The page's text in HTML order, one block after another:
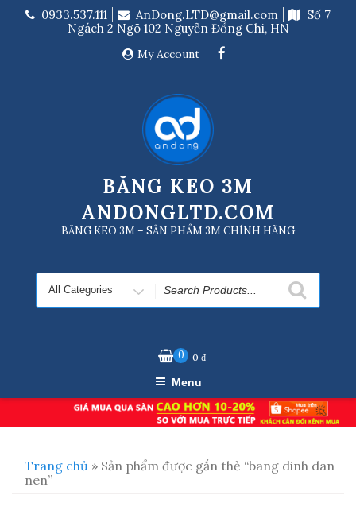
0933.537.111 AnDong.LTD@gmail.com
Số 7
Ngách 2 Ngõ 102 Nguyễn Đổng Chi, HN
My Account
BĂNG KEO 3M
ANDONGLTD.COM
BĂNG KEO 3M – SẢN PHẨM 3M CHÍNH HÃNG
Search
for
0 0₫
Menu
Trang chủ » Sản phẩm được gắn thẻ “bang dinh dan
nen”